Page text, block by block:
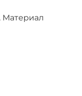
Материал